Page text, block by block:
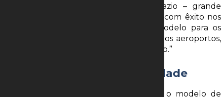
Ele acrescenta que, sem um leilão vazio – grande
preocupação do poder concedente – e com êxito nos
lances, o governo poderá replicar o modelo para os
demais portos. “Assim como aconteceu nos aeroportos,
o modelo vai se aprimorando com o tempo.”
Código de conduta e ociosidade
O diretor do BNDES afirma ainda que o modelo de